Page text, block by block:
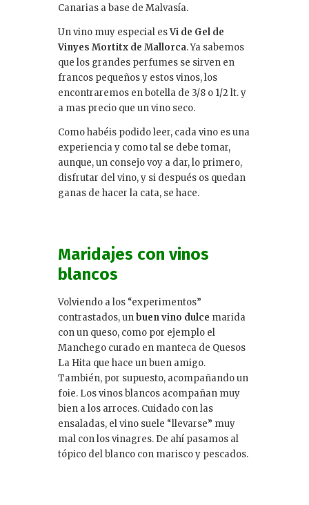
Canarias a base de Malvasía.
Un vino muy especial esVi de Gel de
Vinyes Mortitx de Mallorca. Ya sabemos
que los grandes perfumes se sirven en
francos pequeños y estos vinos, los
encontraremos en botella de 3/8 o 1/2 lt. y
a mas precio que un vino seco.
Como habéis podido leer, cada vino es una
experiencia y como tal se debe tomar,
aunque, un consejo voy a dar, lo primero,
disfrutar del vino, y si después os quedan
ganas de hacer la cata, se hace.
Maridajes con vinos
blancos
Volviendo a los “experimentos”
contrastados, unbuen vino dulce marida
con un queso, como por ejemplo el
Manchego curado en manteca de Quesos
La Hita que hace un buen amigo.
También, por supuesto, acompañando un
foie. Los vinos blancos acompañan muy
bien a los arroces. Cuidado con las
ensaladas, el vino suele “llevarse” muy
mal con los vinagres. De ahí pasamos al
tópico del blanco con marisco y pescados.